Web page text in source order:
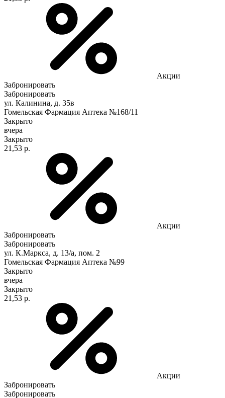
Акции
Забронировать
Забронировать
ул. Калинина, д. 35в
Гомельская Фармация Аптека №168/11
Закрыто
вчера
Закрыто
21,53 р.
Акции
Забронировать
Забронировать
ул. К.Маркса, д. 13/а, пом. 2
Гомельская Фармация Аптека №99
Закрыто
вчера
Закрыто
21,53 р.
Акции
Забронировать
Забронировать